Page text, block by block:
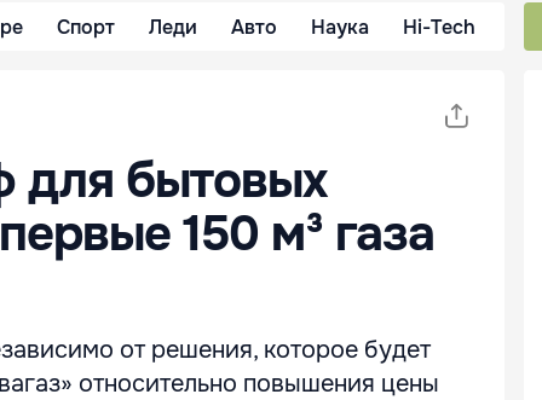
Спорт Леди Авто Наука Hi-Tech
для бытовых
150 м³ газа
от решения, которое будет
относительно повышения цены